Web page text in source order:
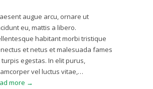
augue arcu, ornare ut
eu, mattis a libero.
habitant morbi tristique
et netus et malesuada fames
turpis egestas. In elit purus,
vel luctus vitae,…
more →